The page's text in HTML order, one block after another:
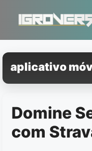
conteúdo
aplicativo
Domine
com